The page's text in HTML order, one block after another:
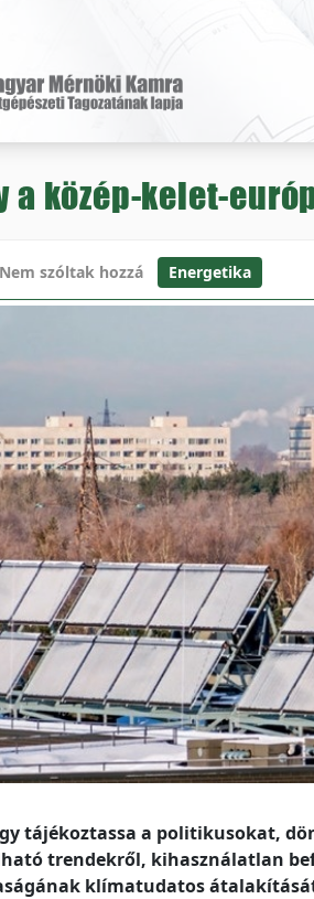
a közép-kelet-
Nem szóltak hozzá Energetika
tájékoztassa a politikusokat,
trendekről, kihasználatlan
klímatudatos